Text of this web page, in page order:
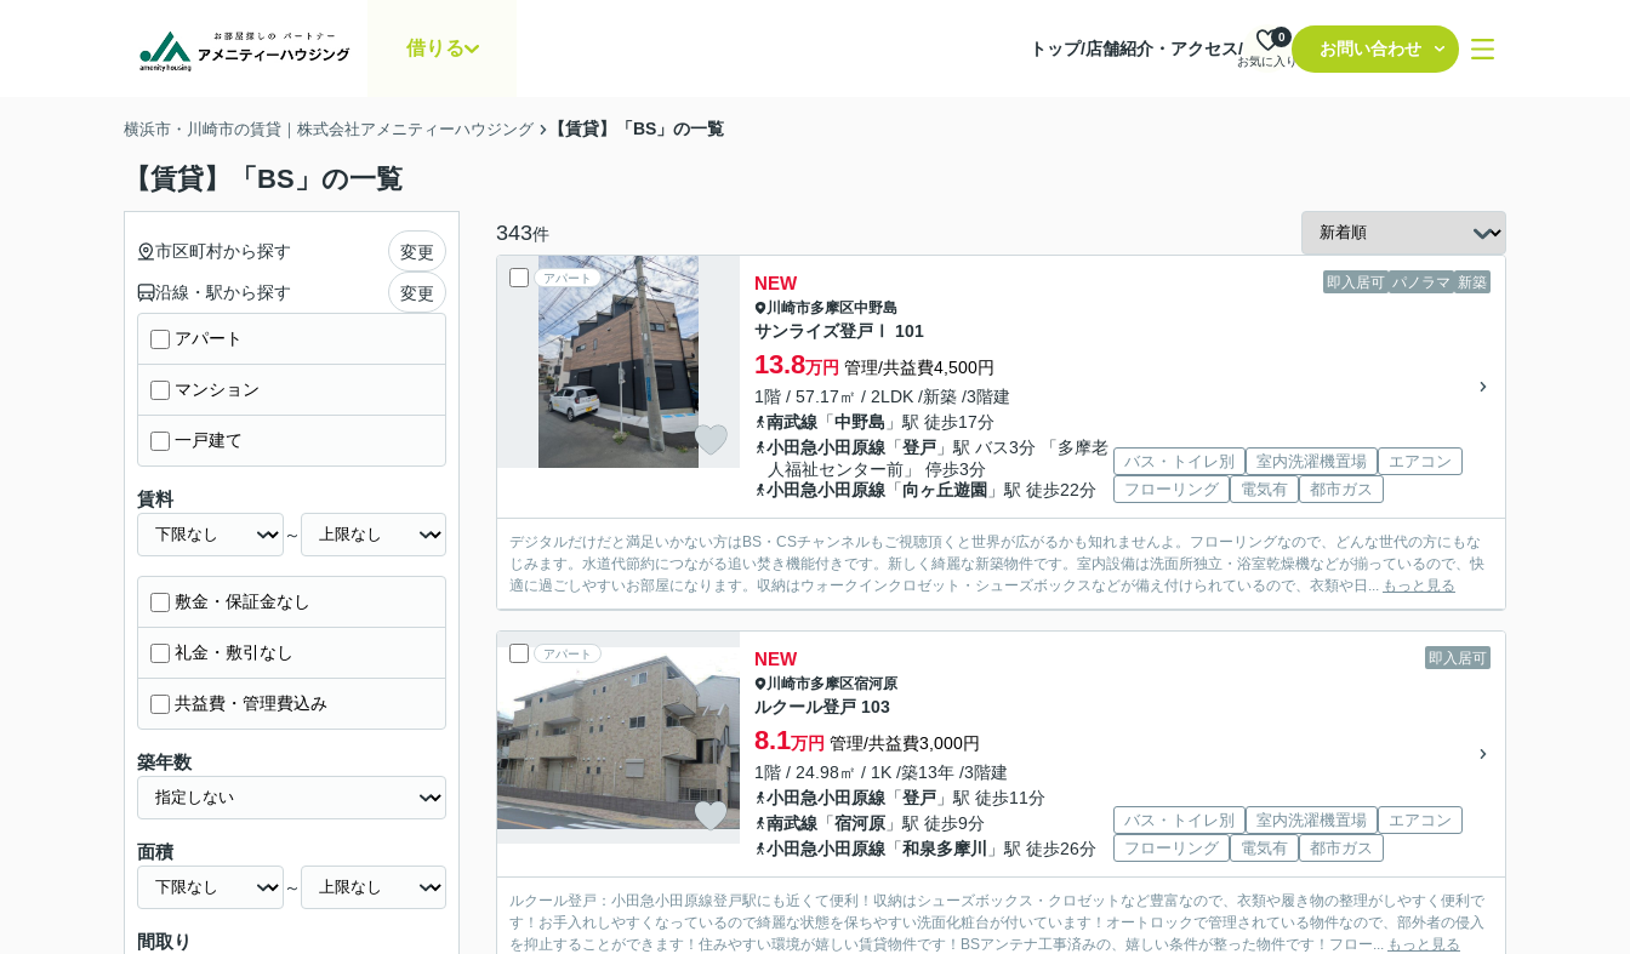
借りる トップ/店舗紹介・アクセス/
お気に入り
0
お問い合わせ
横浜市・川崎市の賃貸｜株式会社アメニティーハウジング 【賃貸】「BS」の一覧
【賃貸】「BS」の一覧
343件
アパート 即入居可 パノラマ 新築
NEW
川崎市多摩区中野島
サンライズ登戸Ⅰ 101
13.8万円 管理/共益費4,500円
1階 / 57.17㎡ / 2LDK /新築 /3階建
南武線 「中野島 」駅 徒歩17分
小田急小田原線 「登戸 」駅 バス3分 「多摩老
人福祉センター前」 停歩3分
小田急小田原線 「向ヶ丘遊園 」駅 徒歩22分
バス・トイレ別 室内洗濯機置場
エアコン
フローリング
電気有 都市ガス
デジタルだけだと満足いかない方はBS・CSチャンネルもご視聴頂くと世界が広がるかも知れませんよ。フローリングなので、どんな世代の方にもな
じみます。水道代節約につながる追い焚き機能付きです。新しく綺麗な新築物件です。室内設備は洗面所独立・浴室乾燥機などが揃っているので、快
適に過ごしやすいお部屋になります。収納はウォークインクロゼット・シューズボックスなどが備え付けられているので、衣類や日... もっと見る
アパート 即入居可
NEW
川崎市多摩区宿河原
ルクール登戸 103
8.1万円 管理/共益費3,000円
1階 / 24.98㎡ / 1K /築13年 /3階建
小田急小田原線 「登戸 」駅 徒歩11分
南武線 「宿河原 」駅 徒歩9分
小田急小田原線 「和泉多摩川 」駅 徒歩26分
バス・トイレ別 室内洗濯機置場
エアコン
フローリング
電気有 都市ガス
ルクール登戸：小田急小田原線登戸駅にも近くて便利！収納はシューズボックス・クロゼットなど豊富なので、衣類や履き物の整理がしやすく便利で
す！お手入れしやすくなっているので綺麗な状態を保ちやすい洗面化粧台が付いています！オートロックで管理されている物件なので、部外者の侵入
を抑止することができます！住みやすい環境が嬉しい賃貸物件です！BSアンテナ工事済みの、嬉しい条件が整った物件です！フロー... もっと見る
市区町村から探す 変更
沿線・駅から探す 変更
アパート
マンション
一戸建て
賃料
～
敷金・保証金なし
礼金・敷引なし
共益費・管理費込み
築年数
面積
～
間取り